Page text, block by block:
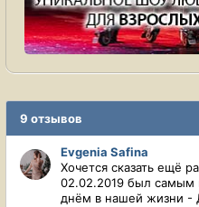
9 отзывов
Evgenia Safina
Хочется сказать ещё
02.02.2019 был самым
днём в нашей жизни